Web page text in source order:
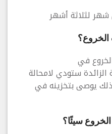
في
الزائدة ستودي لامحالة
يوصى بتخزينه في
سيئًا؟